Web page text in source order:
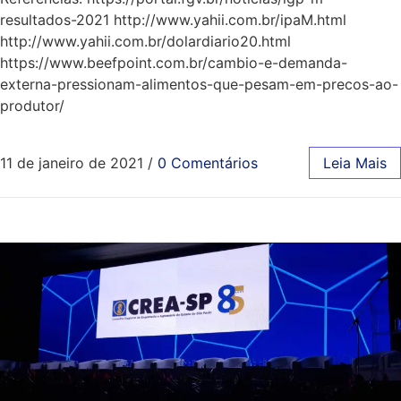
resultados-2021 http://www.yahii.com.br/ipaM.html
http://www.yahii.com.br/dolardiario20.html
https://www.beefpoint.com.br/cambio-e-demanda-
externa-pressionam-alimentos-que-pesam-em-precos-ao-
produtor/
11 de janeiro de 2021 / 0 Comentários Leia Mais